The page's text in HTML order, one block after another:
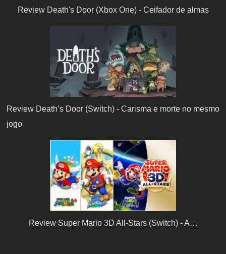
Review Death's Door (Xbox One) - Ceifador de almas
Review Death’s Door (Switch) - Carisma e morte no mesmo
jogo
Review Super Mario 3D All-Stars (Switch) - A…